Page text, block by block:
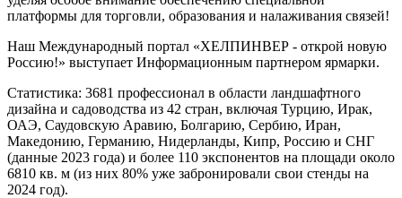
платформы для торговли, образования и налаживания связей!
Наш Международный портал «ХЕЛПИНВЕР - открой новую
Россию!» выступает Информационным партнером ярмарки.
Статистика: 3681 профессионал в области ландшафтного
дизайна и садоводства из 42 стран, включая Турцию, Ирак,
ОАЭ, Саудовскую Аравию, Болгарию, Сербию, Иран,
Македонию, Германию, Нидерланды, Кипр, Россию и СНГ
(данные 2023 года) и более 110 экспонентов на площади около
6810 кв. м (из них 80% уже забронировали свои стенды на
2024 год).